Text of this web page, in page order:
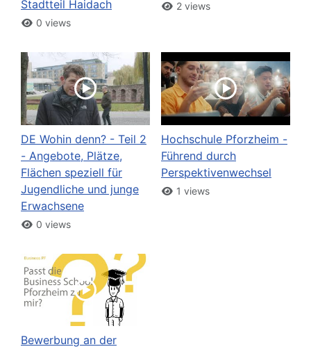
Stadtteil Haidach
0 views
2 views
DE Wohin denn? - Teil 2
- Angebote, Plätze,
Flächen speziell für
Jugendliche und junge
Erwachsene
0 views
Hochschule Pforzheim -
Führend durch
Perspektivenwechsel
1 views
Bewerbung an der